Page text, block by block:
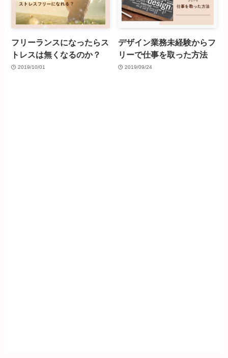
フリーランスになったらス
トレスは無くなるのか？
2019/10/01
デザイン業務未経験からフ
リーで仕事を取った方法
2019/09/24